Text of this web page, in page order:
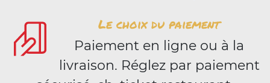
Le choix du paiement
Paiement en ligne ou à la
livraison. Réglez par paiement